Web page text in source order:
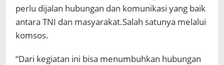
perlu dijalan hubungan dan komunikasi yang baik
antara TNI dan masyarakat.Salah satunya melalui
komsos.
“Dari kegiatan ini bisa menumbuhkan hubungan